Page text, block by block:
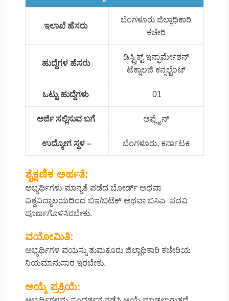
ಇಲಾಖೆ ಹೆಸರು
ಬೆಂಗಳೂರು ಜಿಲ್ಲಾಧಿಕಾರಿ
ಕಚೇರಿ
ಹುದ್ದೆಗಳ ಹೆಸರು
ಡಿಸ್ಟ್ರಿಕ್ಟ್ ಇನ್ಫಾರ್ಮೇಶನ್
ಟೆಕ್ನಾಲಜಿ ಕನ್ಸಲ್ಟೆಂಟ್
ಒಟ್ಟು ಹುದ್ದೆಗಳು 01
ಅರ್ಜಿ ಸಲ್ಲಿಸುವ ಬಗೆ ಆಫ್ಲೈನ್
ಉದ್ಯೋಗ ಸ್ಥಳ – ಬೆಂಗಳೂರು, ಕರ್ನಾಟಕ
ಶೈಕ್ಷಣಿಕ ಅರ್ಹತೆ:
ಅಭ್ಯರ್ಥಿಗಳು ಮಾನ್ಯತೆ ಪಡೆದ ಬೋರ್ಡ್ ಅಥವಾ
ವಿಶ್ವವಿದ್ಯಾಲಯದಿಂದ ಬಿಇ/ಬಿಟೆಕ್ ಅಥವಾ ಬಿಸಿಎ ಪದವಿ
ಪೂರ್ಣಗೊಳಿಸಿರಬೇಕು.
ವಯೋಮಿತಿ:
ಅಭ್ಯರ್ಥಿಗಳ ವಯಸ್ಸು ತುಮಕೂರು ಜಿಲ್ಲಾಧಿಕಾರಿ ಕಚೇರಿಯ
ನಿಯಮಾನುಸಾರ ಇರಬೇಕು.
ಆಯ್ಕೆ ಪ್ರಕ್ರಿಯೆ: